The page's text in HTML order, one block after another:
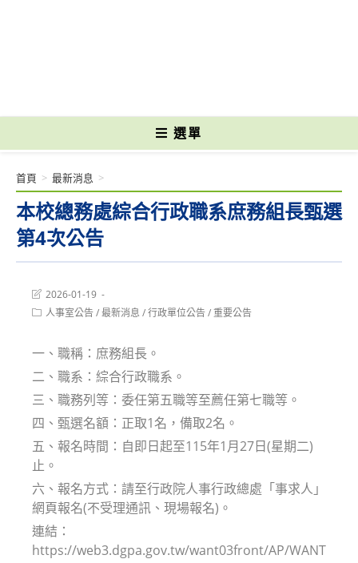
選單
本校總務處綜合行政職系庶務組長甄選
第4次公告
首頁 > 最新消息 >
Post
last
modified:
2026-01-19
Post人事室公告/最新消息 /行政單位公告/重要公告
一、職稱：庶務組長。
二、職系：綜合行政職系。
三、職務列等：委任第五職等至薦任第七職等。
四、甄選名額：正取1名，備取2名。
五、報名時間：自即日起至115年1月27日(星期二)
止。
六、報名方式：請至行政院人事行政總處「事求人」
網頁報名(不受理通訊、現場報名)。
連結：
https://web3.dgpa.gov.tw/want03front/AP/WANT